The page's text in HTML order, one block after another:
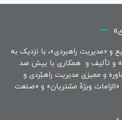
«مدیریت راهبردی»، با نزدیک به
و تألیف و همکاری با بیش صد
و ممیزی مدیریت راهبُردی و
ویژهٔ مشتریان» و «صنعت